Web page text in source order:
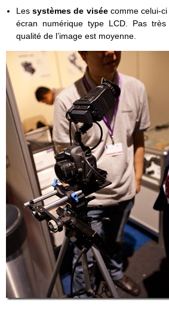
Lessystèmes de visée comme celui-
écran numérique type LCD. Pas
qualité de l’image est moyenne.